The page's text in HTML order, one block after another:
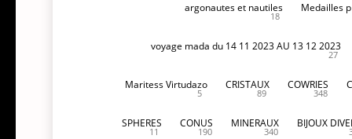
argonautes et nautiles
18
Medailles
voyage mada du 14 11 2023 AU 13 12 2023
27
Maritess Virtudazo
5
CRISTAUX
89
COWRIES
348
SPHERES
11
CONUS
190
MINERAUX
340
BIJOUX